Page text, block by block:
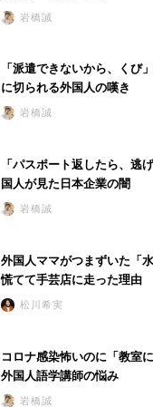
岩橋誠
「派遣できないから、くび
に切られる外国人の嘆き
岩橋誠
「パスポート返したら、逃
国人が見た日本企業の闇
岩橋誠
外国人ママがつまずいた「
慌てて手芸店に走った理由
松川希実
コロナ感染怖いのに「教室
外国人語学講師の悩み
岩橋誠